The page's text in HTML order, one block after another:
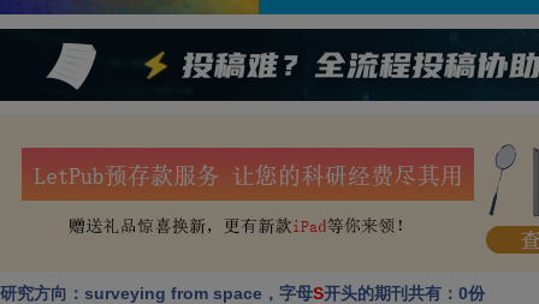
研究方向：surveying from space，字母S开头的期刊共有：0份